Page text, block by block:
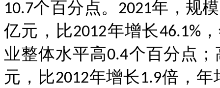
10.7个百分点。2021年，规
亿元，比2012年增长46.1%
业整体水平高0.4个百分点
元，比2012年增长1.9倍，